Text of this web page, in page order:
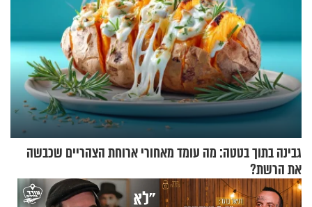
גבינה בתוך בטטה: מה עומד מאחורי ארוחת הצהריים שכבשה
את הרשת?